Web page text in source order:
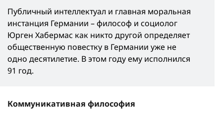
Публичный интеллектуал и главная моральная
инстанция Германии – философ и социолог
Юрген Хабермас как никто другой определяет
общественную повестку в Германии уже не
одно десятилетие. В этом году ему исполнился
91 год.
Коммуникативная философия